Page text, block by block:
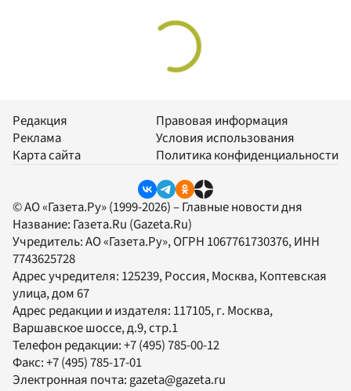
Редакция
Реклама
Карта сайта
Правовая информация
Условия использования
Политика конфиденциальности
© АО «Газета.Ру» (1999-2026) – Главные новости дня
Название: Газета.Ru (Gazeta.Ru)
Учредитель:АО «Газета.Ру», ОГРН 1067761730376, ИНН
7743625728
Адрес учредителя: 125239, Россия, Москва, Коптевская
улица, дом 67
Адрес редакции и издателя: 117105, г. Москва,
Варшавское шоссе, д.9, стр.1
Телефон редакции:+7 (495) 785-00-12
Факс:+7 (495) 785-17-01
Электронная почта:gazeta@gazeta.ru